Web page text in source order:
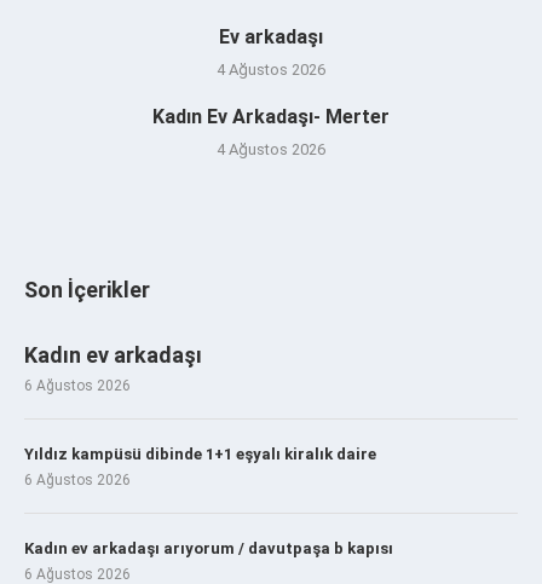
Ev arkadaşı
4 Ağustos 2026
Kadın Ev Arkadaşı- Merter
4 Ağustos 2026
Son İçerikler
Kadın ev arkadaşı
6 Ağustos 2026
Yıldız kampüsü dibinde 1+1 eşyalı kiralık daire
6 Ağustos 2026
Kadın ev arkadaşı arıyorum / davutpaşa b kapısı
6 Ağustos 2026